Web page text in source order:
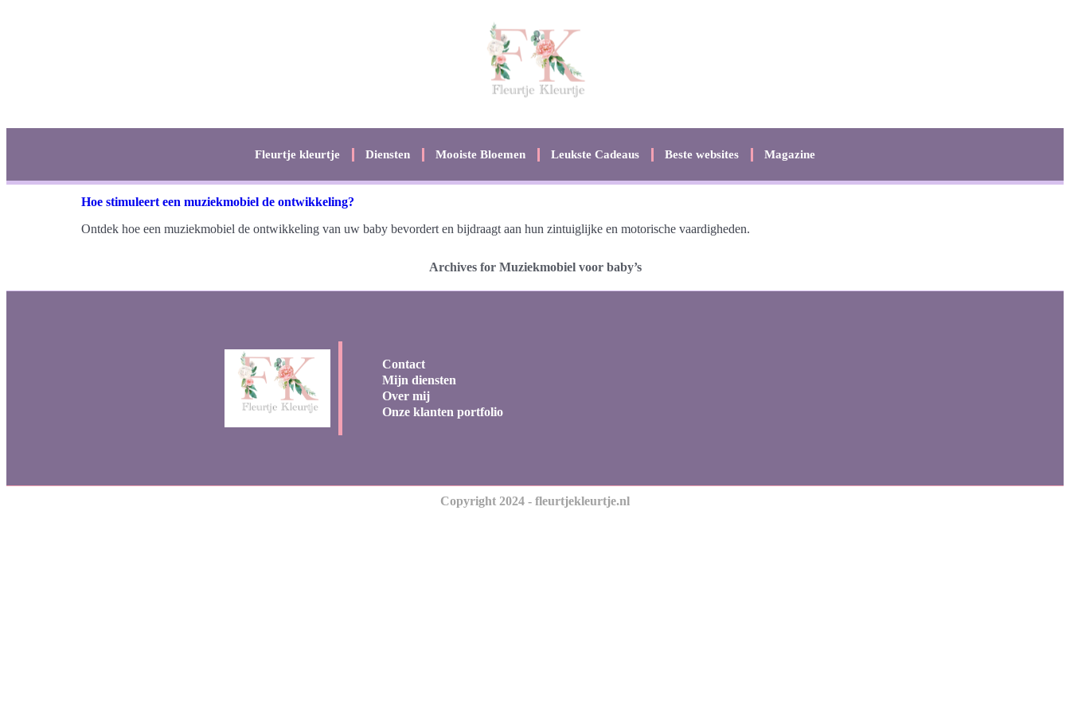
Fleurtje kleurtje Diensten Mooiste Bloemen Leukste Cadeaus Beste websites Magazine
Hoe stimuleert een muziekmobiel de ontwikkeling?
Ontdek hoe een muziekmobiel de ontwikkeling van uw baby bevordert en bijdraagt aan hun zintuiglijke en motorische vaardigheden.
Archives for Muziekmobiel voor baby’s
Contact
Mijn diensten
Over mij
Onze klanten portfolio
Copyright 2024 - fleurtjekleurtje.nl